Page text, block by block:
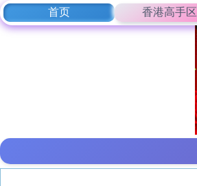
首页 香港高手区